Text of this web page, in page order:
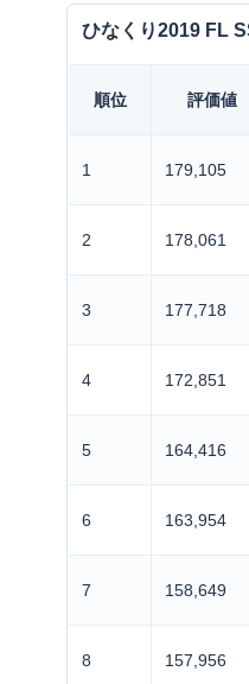
ひなくり2019 FL
順位 評価値
1 179,105
2 178,061
3 177,718
4 172,851
5 164,416
6 163,954
7 158,649
8 157,956